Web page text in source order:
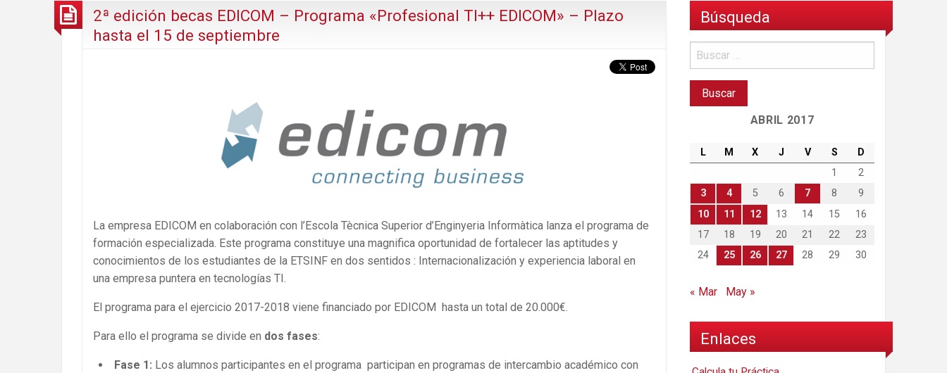
2ª edición becas EDICOM – Programa «Profesional TI++ EDICOM» – Plazo
hasta el 15 de septiembre
La empresa EDICOM en colaboración con l’Escola Tècnica Superior d’Enginyeria Informàtica lanza el programa de
formación especializada. Este programa constituye una magnifica oportunidad de fortalecer las aptitudes y
conocimientos de los estudiantes de la ETSINF en dos sentidos : Internacionalización y experiencia laboral en
una empresa puntera en tecnologías TI.
El programa para el ejercicio 2017-2018 viene financiado por EDICOM hasta un total de 20.000€.
Para ello el programa se divide en dos fases:
Fase 1: Los alumnos participantes en el programa participan en programas de intercambio académico con
Búsqueda
ABRIL 2017
L M X J V S
D
1
2
3
4 5 6 7 8
9
10
11 12 13 14 15
16
17
18 19 20 21 22
23
24
25 26 27 28 29 30
« Mar May »
Enlaces